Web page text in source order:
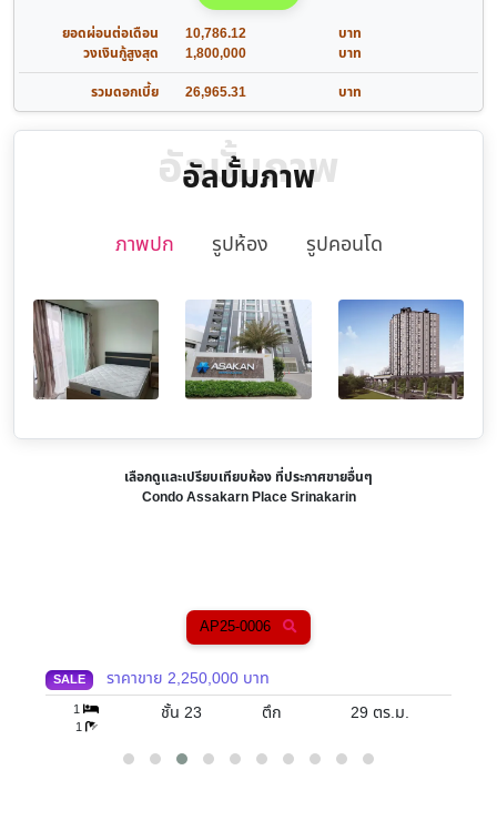
ยอดผ่อนต่อเดือน 10,786.12
บาท
วงเงินกู้สูงสุด
1,800,000
บาท
รวมดอกเบี้ย
26,965.31 บาท
อัลบั้มภาพ
อัลบั้มภาพ
ภาพปก รูปห้อง รูปคอนโด
เลือกดูและเปรียบเทียบห้อง ที่ประกาศขายอื่นๆ
Condo Assakarn Place Srinakarin
AP25-0006
SALE ราคาขาย2,250,000 บาท
1
1
ชั้น 23 ตึก 29 ตร.ม.